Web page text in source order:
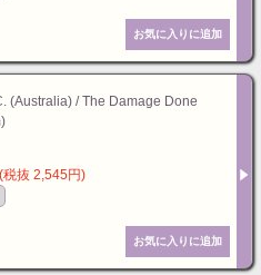
(Australia) / The Damage Done
抜 2,545円)